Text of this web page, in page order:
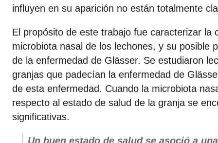
influyen en su aparición no están totalmente
El propósito de este trabajo fue caracterizar la
microbiota nasal de los lechones, y su posible
de la enfermedad de Glässer. Se estudiaron
granjas que padecían la enfermedad de
de esta enfermedad. Cuando la microbiota
respecto al estado de salud de la granja se
significativas.
Un buen estado de salud se asoció a